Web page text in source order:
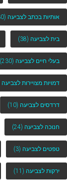
אותיות בכתב לצביעה (30)
בית לצביעה (38)
בעלי חיים לצביעה (230)
דמויות מצויירות לצביעה
דרדסים לצביעה (10)
חנוכה לצביעה (24)
טפטים לצביעה (3)
ירקות לצביעה (11)